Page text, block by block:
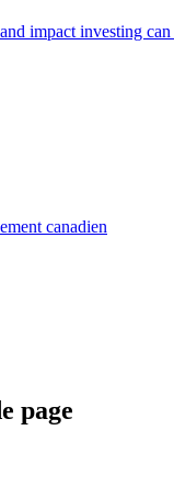
impact investing
canadien
page